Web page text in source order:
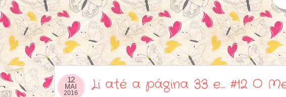
12
MAI
2016 Li até a página 33 e... #12 O